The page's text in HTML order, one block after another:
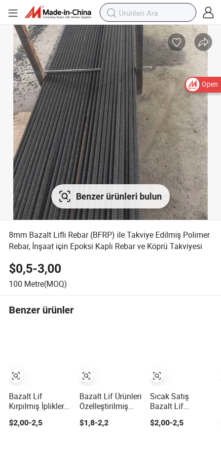
Open
Benzer ürünleri bulun
8mm Bazalt Lifli Rebar (BFRP) ile Takviye Edilmiş Polimer
Rebar, İnşaat için Epoksi Kaplı Rebar ve Köprü Takviyesi
$0,5-3,00
100 Metre(MOQ)
Benzer ürünler
Bazalt Lif
Kırpılmış İplikleri,
Çimento Yapıların
Güçlendirilmesi
$2,00-2,5
Bazalt Lif Ürünleri
Özelleştirilmiş
Bazalt Lif
Takviyeli
$1,8-2,2
Sıcak Satış
Bazalt Lif
Kırpılmış İplik
Yapı Malzemesi
$2,00-2,5